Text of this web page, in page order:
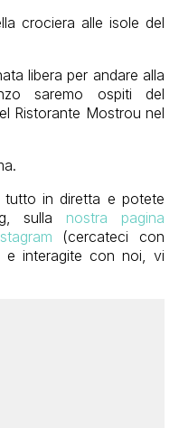
crociera alle isole del
libera per andare alla
saremo ospiti del
Ristorante Mostrou nel
tutto in diretta e potete
sulla nostra pagina
(cercateci con
e interagite con noi, vi